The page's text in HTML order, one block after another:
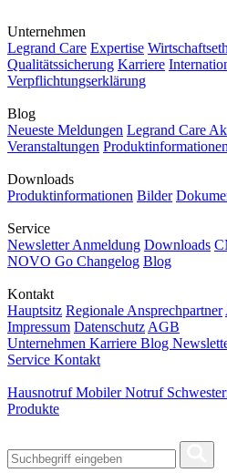
Unternehmen
Legrand Care Expertise
Qualitätssicherung Karriere
Verpflichtungserklärung
Blog
Neueste Meldungen Legrand Care
Veranstaltungen Produktinformationen
Downloads
Produktinformationen Bilder
Service
Newsletter Anmeldung Downloads
NOVO Go Changelog Blog
Kontakt
Hauptsitz Regionale Ansprechpartner
Impressum Datenschutz AGB
Unternehmen Karriere Blog
Service Kontakt
HausnotrufMobiler Notruf
Produkte